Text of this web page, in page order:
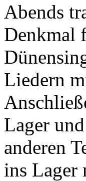
Abends
Denkmal
Liedern
Lager
anderen
ins Lager